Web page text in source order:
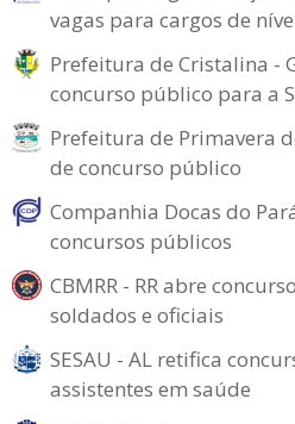
vagas para cargos de
Prefeitura de Cristalina -
concurso público para a
Prefeitura de Primavera
de concurso público
Companhia Docas do
concursos públicos
CBMRR - RR abre
soldados e oficiais
SESAU - AL retifica
assistentes em saúde